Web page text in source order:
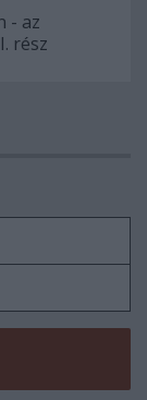
- az
rész